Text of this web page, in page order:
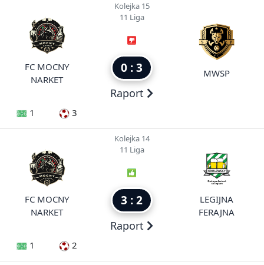
FC MOCNY
NARKET
Kolejka 15
11 Liga
0 : 3
Raport
MWSP
1 3
FC MOCNY
NARKET
Kolejka 14
11 Liga
3 : 2
Raport
LEGIJNA
FERAJNA
1 2